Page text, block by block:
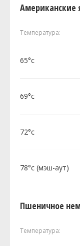
Американские
Температура:
65°c
69°c
72°c
78°c (мэш-аут)
Пшеничное
Температура: